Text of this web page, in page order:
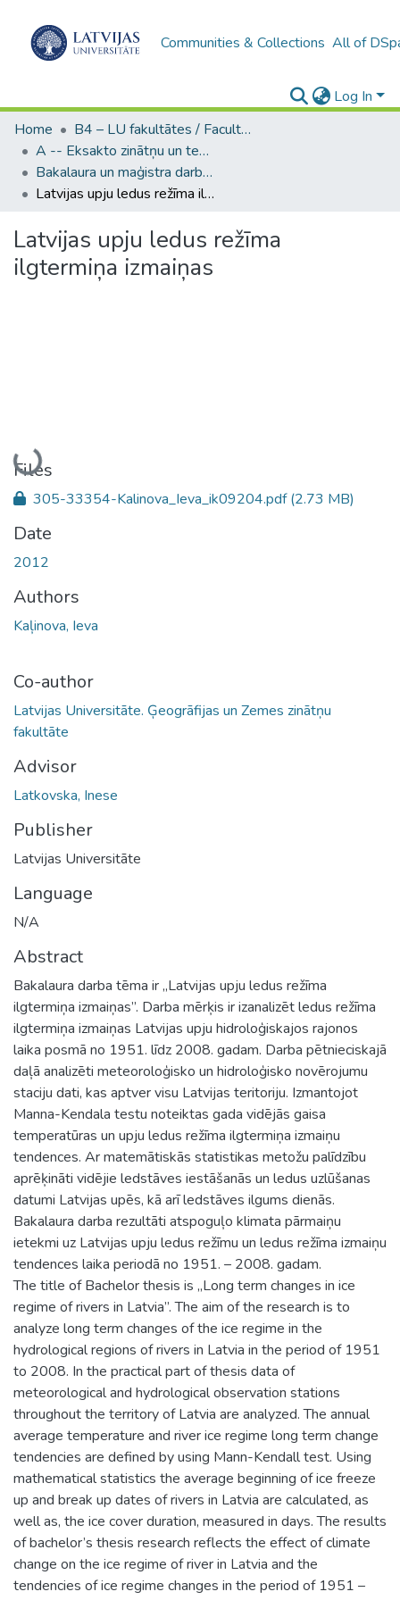
Communities & Collections All of
Log In
Home
B4 – LU fakultātes / Faculties of the UL
A -- Eksakto zinātņu un tehnoloģiju fakultāte / Faculty of Science and Technology
Bakalaura un maģistra darbi (EZTF) / Bachelor's and Master's theses
Latvijas upju ledus režīma ilgtermiņa izmaiņas
Latvijas upju ledus režīma
ilgtermiņa izmaiņas
Loading...
Files
305-33354-Kalinova_Ieva_ik09204.pdf(2.73 MB)
Date
2012
Authors
Kaļinova, Ieva
Co-author
Latvijas Universitāte. Ģeogrāfijas un Zemes zinātņu
fakultāte
Advisor
Latkovska, Inese
Publisher
Latvijas Universitāte
Language
N/A
Abstract
Bakalaura darba tēma ir „Latvijas upju ledus režīma
ilgtermiņa izmaiņas”. Darba mērķis ir izanalizēt ledus režīma
ilgtermiņa izmaiņas Latvijas upju hidroloģiskajos rajonos
laika posmā no 1951. līdz 2008. gadam. Darba pētnieciskajā
daļā analizēti meteoroloģisko un hidroloģisko novērojumu
staciju dati, kas aptver visu Latvijas teritoriju. Izmantojot
Manna-Kendala testu noteiktas gada vidējās gaisa
temperatūras un upju ledus režīma ilgtermiņa izmaiņu
tendences. Ar matemātiskās statistikas metožu palīdzību
aprēķināti vidējie ledstāves iestāšanās un ledus uzlūšanas
datumi Latvijas upēs, kā arī ledstāves ilgums dienās.
Bakalaura darba rezultāti atspoguļo klimata pārmaiņu
ietekmi uz Latvijas upju ledus režīmu un ledus režīma izmaiņu
tendences laika periodā no 1951. – 2008. gadam.
The title of Bachelor thesis is „Long term changes in ice
regime of rivers in Latvia”. The aim of the research is to
analyze long term changes of the ice regime in the
hydrological regions of rivers in Latvia in the period of 1951
to 2008. In the practical part of thesis data of
meteorological and hydrological observation stations
throughout the territory of Latvia are analyzed. The annual
average temperature and river ice regime long term change
tendencies are defined by using Mann-Kendall test. Using
mathematical statistics the average beginning of ice freeze
up and break up dates of rivers in Latvia are calculated, as
well as, the ice cover duration, measured in days. The results
of bachelor’s thesis research reflects the effect of climate
change on the ice regime of river in Latvia and the
tendencies of ice regime changes in the period of 1951 –